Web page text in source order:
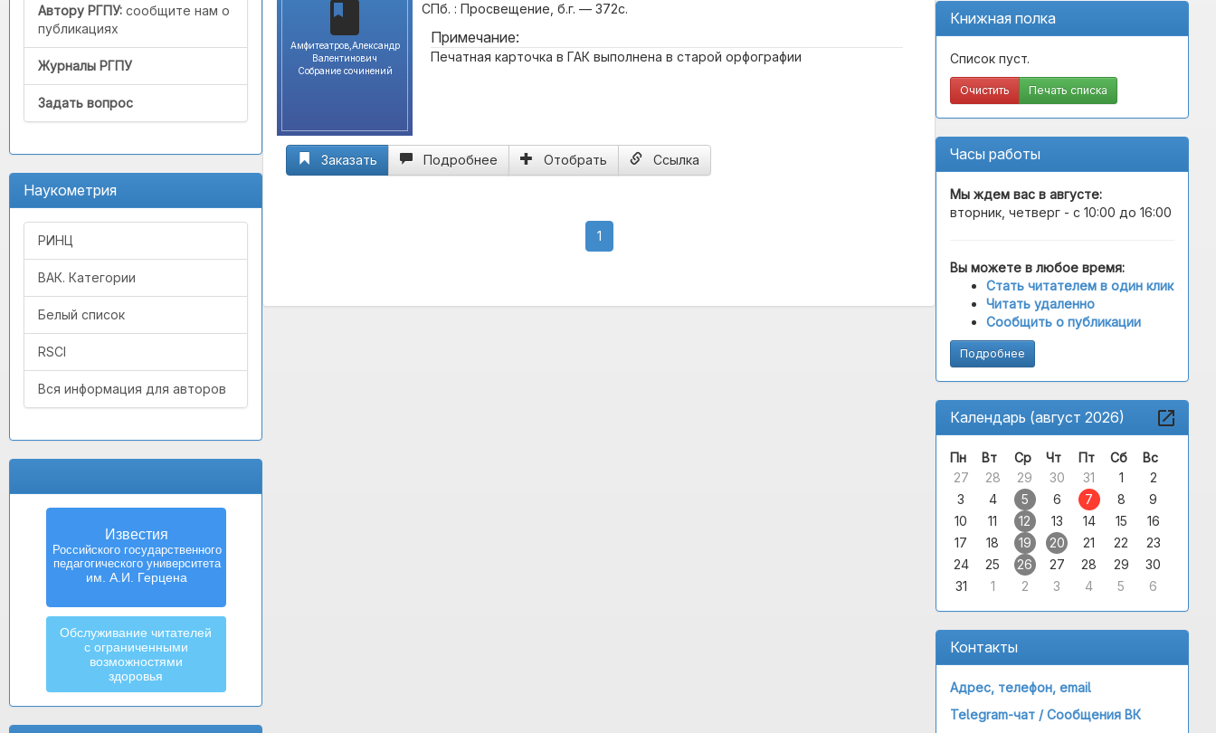
Автору РГПУ: сообщите нам о
публикациях
Журналы РГПУ
Задать вопрос
Наукометрия
РИНЦ
ВАК. Категории
Белый список
RSCI
Вся информация для авторов
Известия
Российского государственного
педагогического университета
им. А.И. Герцена
Обслуживание читателей
с ограниченными
возможностями
здоровья
Книжная полка
Список пуст.
Очистить Печать списка
Часы работы
Мы ждем вас в августе:
вторник, четверг - с 10:00 до 16:00
Вы можете в любое время:
Стать читателем в один клик
Читать удаленно
Сообщить о публикации
Подробнее
Календарь (август 2026)
Пн Вт Ср Чт Пт Сб
Вс
27
28 29 30 31 1
2
3
4 5 6 7 8
9
10
11 12 13 14 15
16
17
18 19 20 21 22
23
24
25 26 27 28 29
30
31
1 2 3 4 5 6
Контакты
Адрес, телефон, email
Telegram-чат /Сообщения ВК
Амфитеатров,Александр
Валентинович
Собрание сочинений
СПб. : Просвещение, б.г. — 372с.
Примечание:
Печатная карточка в ГАК выполнена в старой орфографии
Заказать Подробнее Отобрать Ссылка
1(current)